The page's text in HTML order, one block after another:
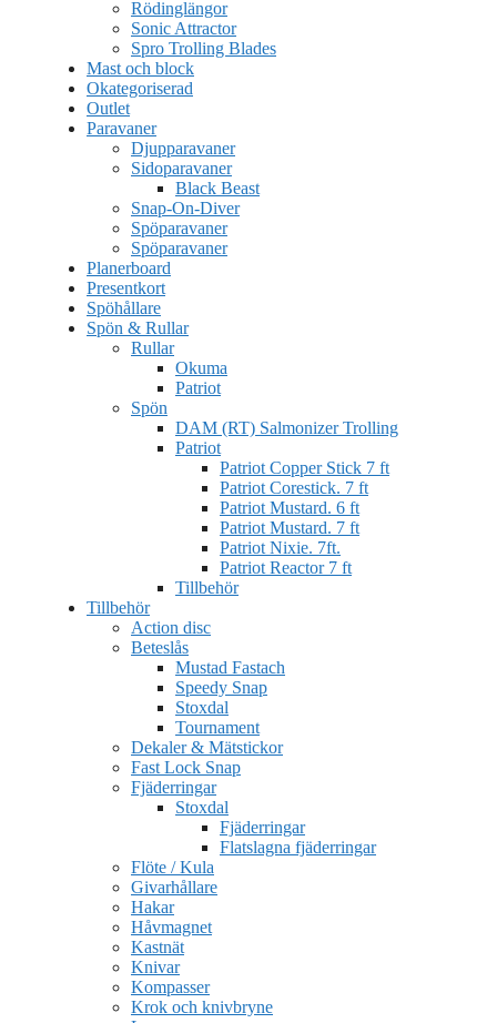
Rödinglängor
Sonic Attractor
Spro Trolling Blades
Mast och block
Okategoriserad
Outlet
Paravaner
Djupparavaner
Sidoparavaner
Black Beast
Snap-On-Diver
Spöparavaner
Spöparavaner
Planerboard
Presentkort
Spöhållare
Spön & Rullar
Rullar
Okuma
Patriot
Spön
DAM (RT) Salmonizer Trolling
Patriot
Patriot Copper Stick 7 ft
Patriot Corestick. 7 ft
Patriot Mustard. 6 ft
Patriot Mustard. 7 ft
Patriot Nixie. 7ft.
Patriot Reactor 7 ft
Tillbehör
Tillbehör
Action disc
Beteslås
Mustad Fastach
Speedy Snap
Stoxdal
Tournament
Dekaler & Mätstickor
Fast Lock Snap
Fjäderringar
Stoxdal
Fjäderringar
Flatslagna fjäderringar
Flöte / Kula
Givarhållare
Hakar
Håvmagnet
Kastnät
Knivar
Kompasser
Krok och knivbryne